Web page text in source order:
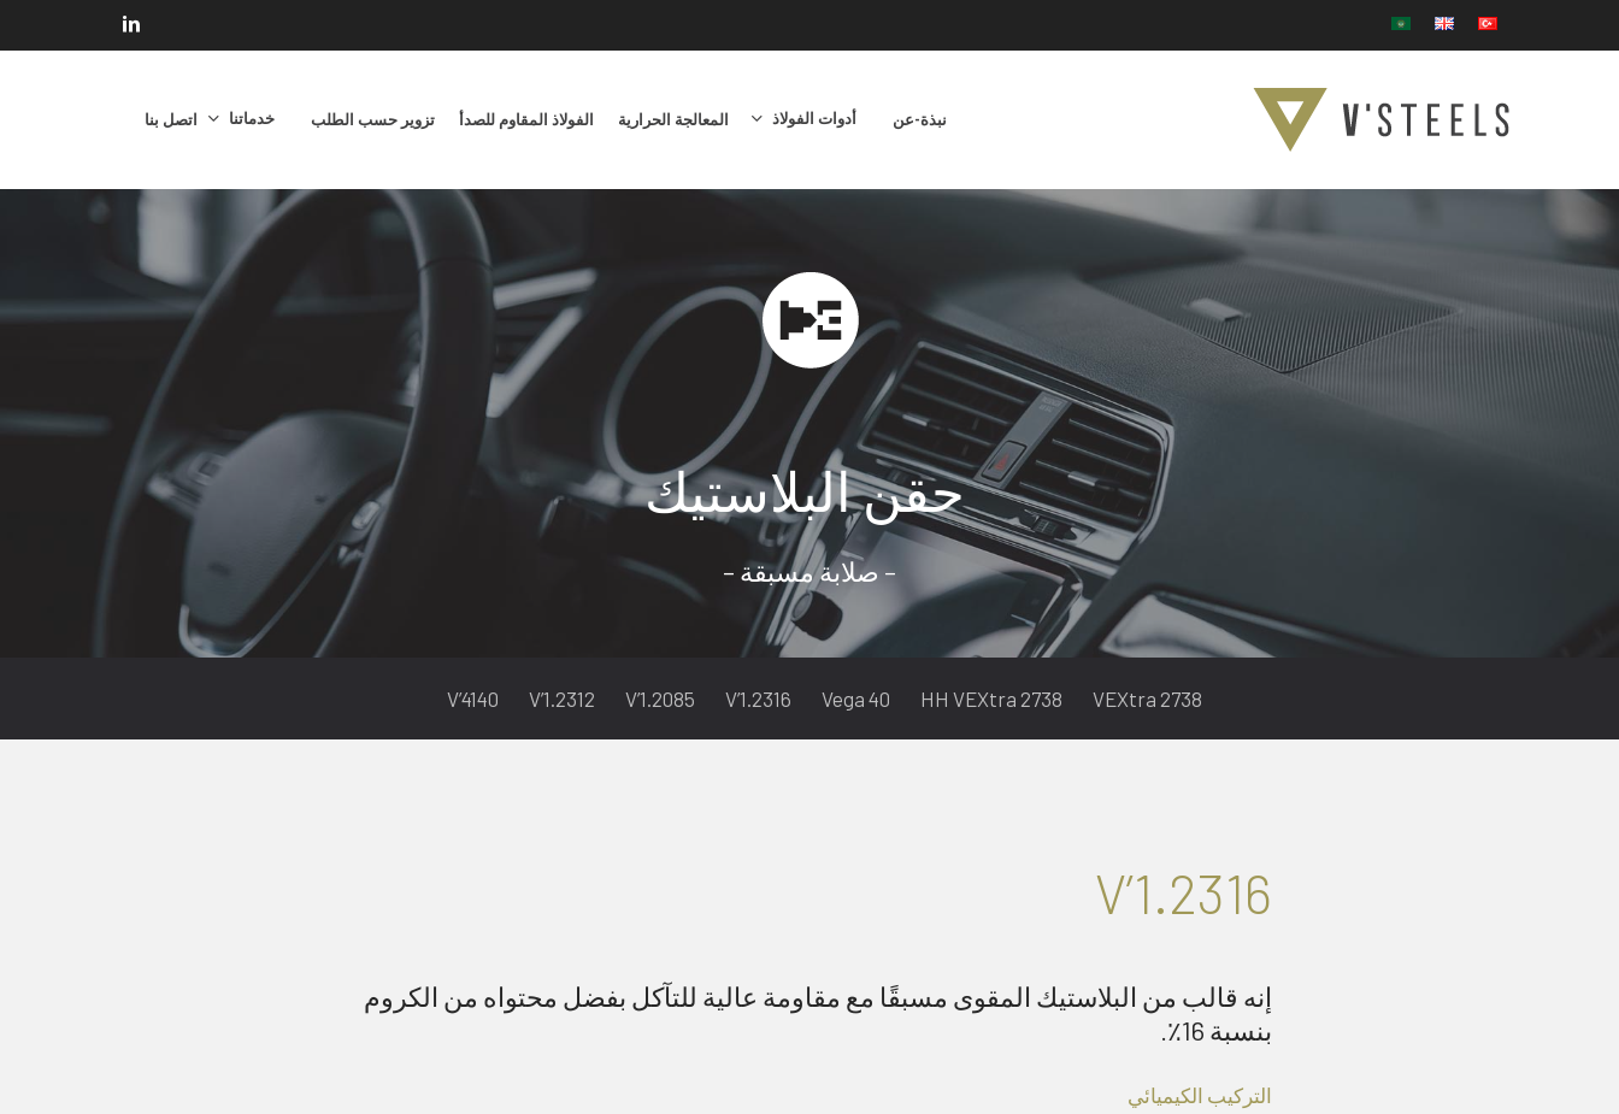
to
linkedin
نبذة-عن أدوات الفولاذ المعالجة الحرارية الفولاذ المقاوم للصدأ تزوير حسب الطلب خدماتنا اتصل بنا
حقن البلاستيك
– صلابة مسبقة –
2738 VEXtra
2738 HH VEXtra
Vega 40
V’1.2316
V’1.2085
V’1.2312
V’4140
V’1.2316
إنه قالب من البلاستيك المقوى مسبقًا مع مقاومة عالية للتآكل بفضل محتواه من الكروم
بنسبة 16٪.
التركيب الكيميائي